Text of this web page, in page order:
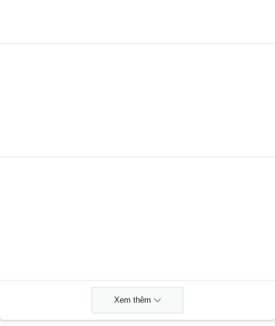
Xem thêm